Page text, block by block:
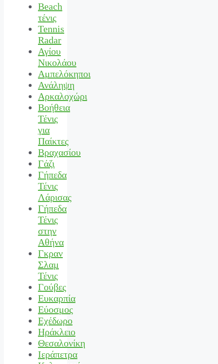
Beach
τένις
Tennis
Radar
Αγίου
Νικολάου
Αμπελόκηποι
Ανάληψη
Αρκαλοχώρι
Βοήθεια
Τένις
για
Παίκτες
Βραχασίου
Γάζι
Γήπεδα
Τένις
Λάρισας
Γήπεδα
Τένις
στην
Αθήνα
Γκραν
Σλαμ
Τένις
Γούβες
Ευκαρπία
Εύοσμος
Εχέδωρο
Ηράκλειο
Θεσαλονίκη
Ιεράπετρα